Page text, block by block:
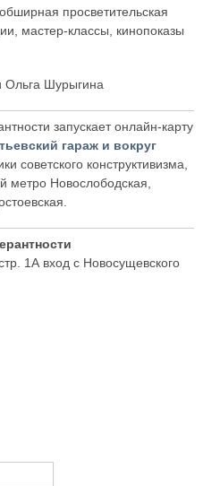
просветительская
мастер-классы, кинопоказы
Ольга Шурыгина
запускает онлайн-карту
гараж и вокруг
советского конструктивизма,
метро Новослободская,
1А вход с Новосущевского